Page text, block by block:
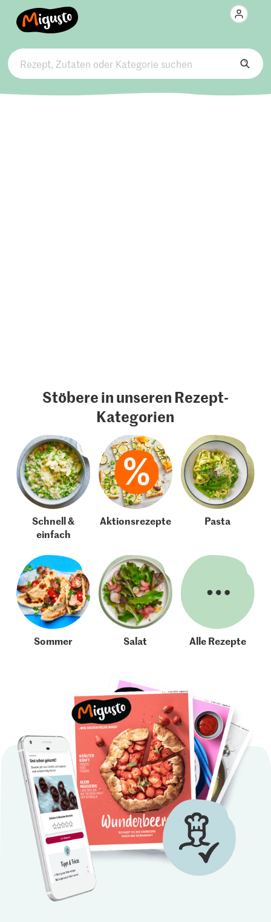
Stöbere in unseren Rezept-
Kategorien
Schnell &
einfach
Aktionsrezepte Pasta
Sommer Salat Alle Rezepte